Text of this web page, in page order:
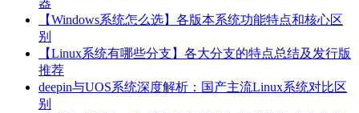
器
【Windows系统怎么选】各版本系统功能特点和核心区
别
【Linux系统有哪些分支】各大分支的特点总结及发行版
推荐
deepin与UOS系统深度解析：国产主流Linux系统对比区
别